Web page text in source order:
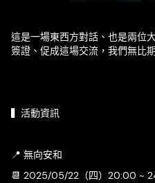
這是一場東西方對話、也是兩位
簽證、促成這場交流，我們無比
▍活動資訊
📍 無向安和
📆 2025/05/22（四）20:00 ~